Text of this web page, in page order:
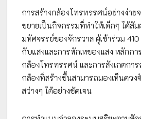
การสร้างกล้องโทรทรรศน์อย่างง่าย
ขยายเป็นกิจกรรมที่ทำให้เด็กๆ ได้สั
มหัศจรรย์ของจักรวาล ผู้เข้าร่วม 410
กับแสงและการหักเหของแสง หลักก
กล้องโทรทรรศน์ และการสังเกตกา
กล้องที่สร้างขึ้นสามารถมองเห็นดวง
สว่างๆ ได้อย่างชัดเจน